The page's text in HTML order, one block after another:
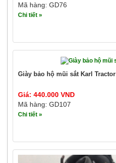
Mã hàng: GD76
Chi tiết »
Giày bảo hộ mũi sắt Karl Tractor
Giá: 440.000 VND
Mã hàng: GD107
Chi tiết »